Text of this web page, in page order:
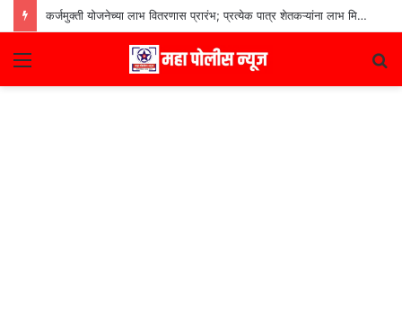
कर्जमुक्ती योजनेच्या लाभ वितरणास प्रारंभ; प्रत्येक पात्र शेतकऱ्यांना लाभ मिळणार– मुख्यमंत्री देवेंद्र फडणवीस
Menu